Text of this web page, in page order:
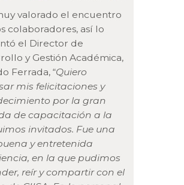
valorado el encuentro
colaboradores, así lo
el Director de
y Gestión Académica,
Ferrada, “Quiero
mis felicitaciones y
por la gran
de capacitación a la
invitados. Fue una
y entretenida
en la que pudimos
reír y compartir con el